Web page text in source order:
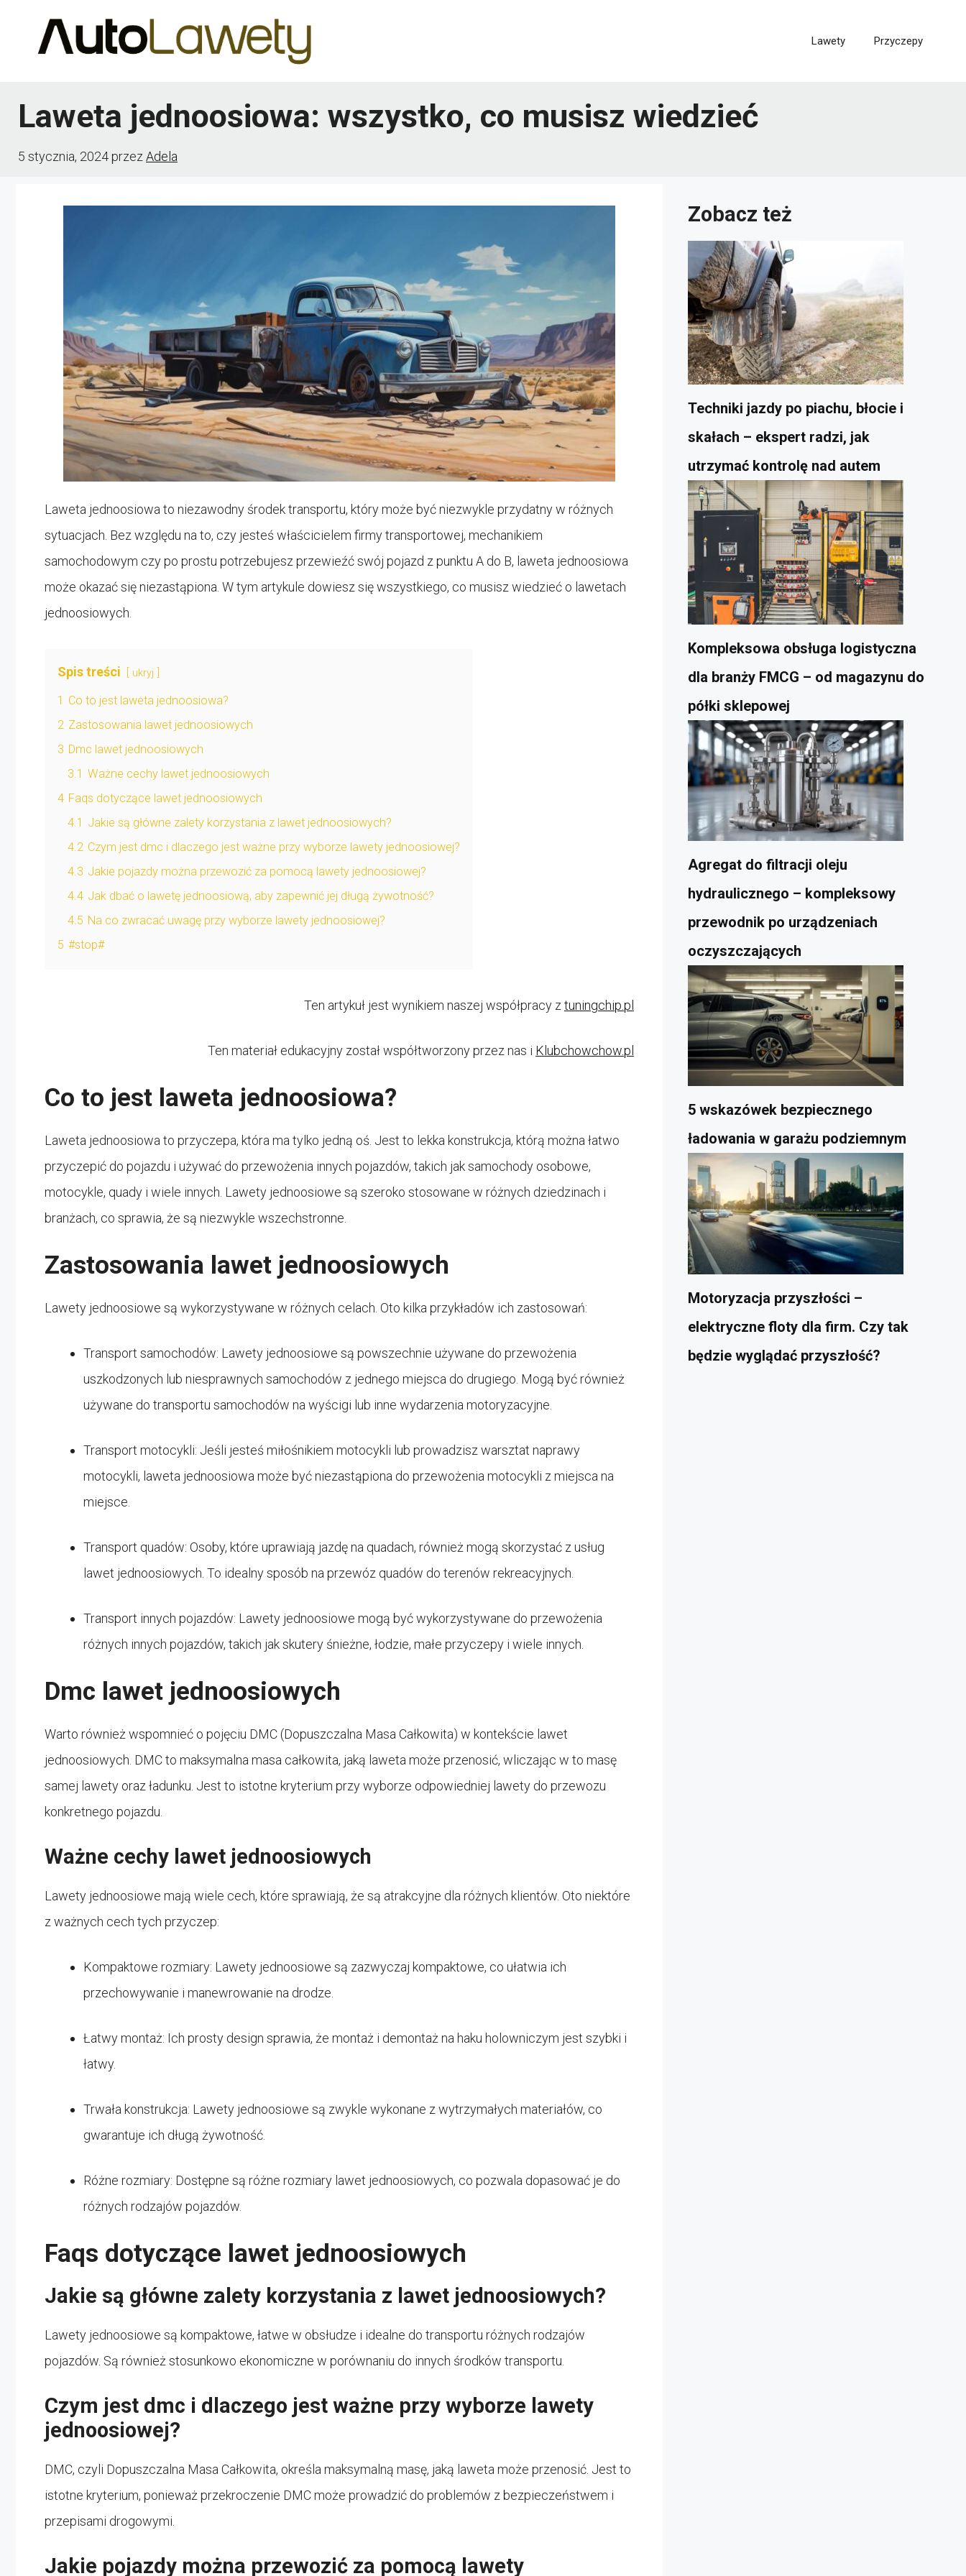
Lawety Przyczepy
Laweta jednoosiowa: wszystko, co musisz wiedzieć
5 stycznia, 2024przez Adela
Laweta jednoosiowa to niezawodny środek transportu, który może być niezwykle przydatny w różnych
sytuacjach. Bez względu na to, czy jesteś właścicielem firmy transportowej, mechanikiem
samochodowym czy po prostu potrzebujesz przewieźć swój pojazd z punktu A do B, laweta jednoosiowa
może okazać się niezastąpiona. W tym artykule dowiesz się wszystkiego, co musisz wiedzieć o lawetach
jednoosiowych.
Spis treści ukryj
1 Co to jest laweta jednoosiowa?
2 Zastosowania lawet jednoosiowych
3 Dmc lawet jednoosiowych
3.1 Ważne cechy lawet jednoosiowych
4 Faqs dotyczące lawet jednoosiowych
4.1 Jakie są główne zalety korzystania z lawet jednoosiowych?
4.2 Czym jest dmc i dlaczego jest ważne przy wyborze lawety jednoosiowej?
4.3 Jakie pojazdy można przewozić za pomocą lawety jednoosiowej?
4.4 Jak dbać o lawetę jednoosiową, aby zapewnić jej długą żywotność?
4.5 Na co zwracać uwagę przy wyborze lawety jednoosiowej?
5 #stop#
Ten artykuł jest wynikiem naszej współpracy ztuningchip.pl
Ten materiał edukacyjny został współtworzony przez nas i Klubchowchow.pl
Co to jest laweta jednoosiowa?
Laweta jednoosiowa to przyczepa, która ma tylko jedną oś. Jest to lekka konstrukcja, którą można łatwo
przyczepić do pojazdu i używać do przewożenia innych pojazdów, takich jak samochody osobowe,
motocykle, quady i wiele innych. Lawety jednoosiowe są szeroko stosowane w różnych dziedzinach i
branżach, co sprawia, że są niezwykle wszechstronne.
Zastosowania lawet jednoosiowych
Lawety jednoosiowe są wykorzystywane w różnych celach. Oto kilka przykładów ich zastosowań:
Transport samochodów: Lawety jednoosiowe są powszechnie używane do przewożenia
uszkodzonych lub niesprawnych samochodów z jednego miejsca do drugiego. Mogą być również
używane do transportu samochodów na wyścigi lub inne wydarzenia motoryzacyjne.
Transport motocykli: Jeśli jesteś miłośnikiem motocykli lub prowadzisz warsztat naprawy
motocykli, laweta jednoosiowa może być niezastąpiona do przewożenia motocykli z miejsca na
miejsce.
Transport quadów: Osoby, które uprawiają jazdę na quadach, również mogą skorzystać z usług
lawet jednoosiowych. To idealny sposób na przewóz quadów do terenów rekreacyjnych.
Transport innych pojazdów: Lawety jednoosiowe mogą być wykorzystywane do przewożenia
różnych innych pojazdów, takich jak skutery śnieżne, łodzie, małe przyczepy i wiele innych.
Dmc lawet jednoosiowych
Warto również wspomnieć o pojęciu DMC (Dopuszczalna Masa Całkowita) w kontekście lawet
jednoosiowych. DMC to maksymalna masa całkowita, jaką laweta może przenosić, wliczając w to masę
samej lawety oraz ładunku. Jest to istotne kryterium przy wyborze odpowiedniej lawety do przewozu
konkretnego pojazdu.
Ważne cechy lawet jednoosiowych
Lawety jednoosiowe mają wiele cech, które sprawiają, że są atrakcyjne dla różnych klientów. Oto niektóre
z ważnych cech tych przyczep:
Kompaktowe rozmiary: Lawety jednoosiowe są zazwyczaj kompaktowe, co ułatwia ich
przechowywanie i manewrowanie na drodze.
Łatwy montaż: Ich prosty design sprawia, że montaż i demontaż na haku holowniczym jest szybki i
łatwy.
Trwała konstrukcja: Lawety jednoosiowe są zwykle wykonane z wytrzymałych materiałów, co
gwarantuje ich długą żywotność.
Różne rozmiary: Dostępne są różne rozmiary lawet jednoosiowych, co pozwala dopasować je do
różnych rodzajów pojazdów.
Faqs dotyczące lawet jednoosiowych
Jakie są główne zalety korzystania z lawet jednoosiowych?
Lawety jednoosiowe są kompaktowe, łatwe w obsłudze i idealne do transportu różnych rodzajów
pojazdów. Są również stosunkowo ekonomiczne w porównaniu do innych środków transportu.
Czym jest dmc i dlaczego jest ważne przy wyborze lawety
jednoosiowej?
DMC, czyli Dopuszczalna Masa Całkowita, określa maksymalną masę, jaką laweta może przenosić. Jest to
istotne kryterium, ponieważ przekroczenie DMC może prowadzić do problemów z bezpieczeństwem i
przepisami drogowymi.
Jakie pojazdy można przewozić za pomocą lawety
Zobacz też
Techniki jazdy po piachu, błocie i
skałach – ekspert radzi, jak
utrzymać kontrolę nad autem
Kompleksowa obsługa logistyczna
dla branży FMCG – od magazynu do
półki sklepowej
Agregat do filtracji oleju
hydraulicznego – kompleksowy
przewodnik po urządzeniach
oczyszczających
5 wskazówek bezpiecznego
ładowania w garażu podziemnym
Motoryzacja przyszłości –
elektryczne floty dla firm. Czy tak
będzie wyglądać przyszłość?